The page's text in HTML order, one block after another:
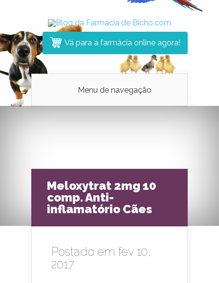
Vá para a farmácia online agora!
Menu de navegação
Meloxytrat 2mg 10
comp. Anti-
inflamatório Cães
Postado em fev 10,
2017